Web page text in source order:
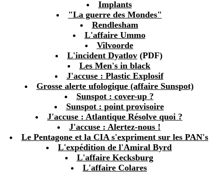
Implants
"La guerre des Mondes"
Rendlesham
L'affaire Ummo
Vilvoorde
L'incident Dyatlov (PDF)
Les Men's in black
J'accuse : Plastic Explosif
Grosse alerte ufologique (affaire Sunspot)
Sunspot : cover-up ?
Sunspot : point provisoire
J'accuse : Atlantique Résolve quoi ?
J'accuse : Alertez-nous !
Le Pentagone et la CIA s'expriment sur les PAN's
L'expédition de l'Amiral Byrd
L'affaire Kecksburg
L'affaire Colares